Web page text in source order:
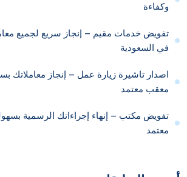
وكفاءة
تفويض خدمات مقيم – إنجاز سريع لجميع
في السعودية
اصدار تاشيرة زيارة عمل – إنجاز معاملاتك
معقب معتمد
تفويض مكتب – إنهاء إجراءاتك الرسمية
معتمد